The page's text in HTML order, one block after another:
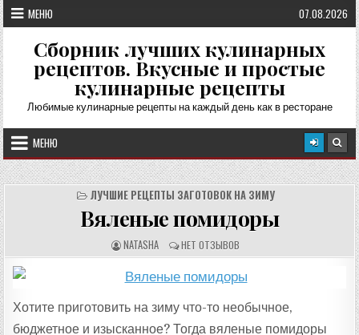
Перейти
к
содержимому
МЕНЮ 07.08.2026
Сборник лучших кулинарных
рецептов. Вкусные и простые
кулинарные рецепты
Любимые кулинарные рецепты на каждый день как в ресторане
МЕНЮ
ЛУЧШИЕ РЕЦЕПТЫ ЗАГОТОВОК НА ЗИМУ
Вяленые помидоры
А
В
Т
Р
Е
Ц
П
NATASHA О
Т
З
Ы
В
:
НЕТ ОТЗЫВОВ
Хотите приготовить на зиму что-то необычное,
бюджетное и изысканное? Тогда вяленые помидоры